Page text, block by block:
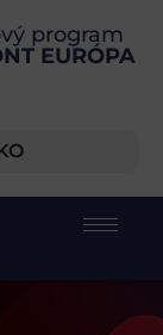
program
EURÓPA